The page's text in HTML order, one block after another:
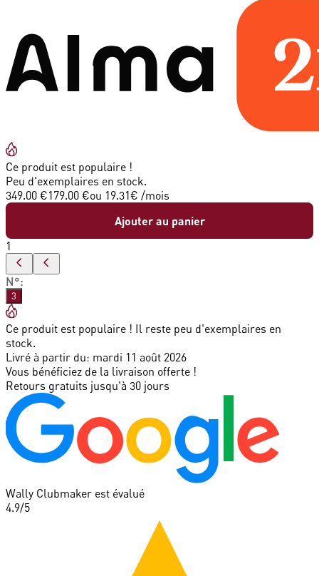
Ce produit est populaire !
Peu d'exemplaires en stock.
349.00 €179.00 €ou 19.31€ /mois
Ajouter au panier
1
N°:
3
Ce produit est populaire ! Il reste peu d'exemplaires en
stock.
Livré à partir du: mardi 11 août 2026
Vous bénéficiez de la livraison offerte !
Retours gratuits jusqu'à 30 jours
Wally Clubmaker est évalué
4.9/5